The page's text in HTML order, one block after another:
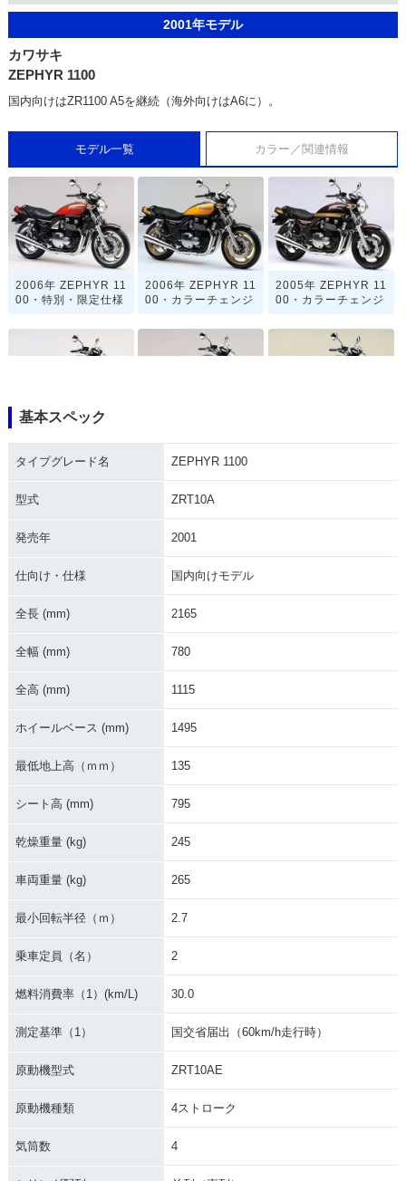
2001年モデル
カワサキ
ZEPHYR 1100
国内向けはZR1100 A5を継続（海外向けはA6に）。
モデル一覧 カラー／関連情報
2006年 ZEPHYR 11
00・特別・限定仕様
2006年 ZEPHYR 11
00・カラーチェンジ
2005年 ZEPHYR 11
00・カラーチェンジ
00・カラーチェンジ
1999年 ZEPHYR 11
00・マイナーチェン
1996年 ZEPHYR 11
1995年 ZEPHYR 11
00・カラーチェンジ
00・新登場
基本スペック
タイプグレード名 ZEPHYR 1100
型式 ZRT10A
発売年 2001
仕向け・仕様 国内向けモデル
全長 (mm) 2165
全幅 (mm) 780
全高 (mm) 1115
ホイールベース (mm) 1495
最低地上高（ｍｍ） 135
シート高 (mm) 795
乾燥重量 (kg) 245
車両重量 (kg) 265
最小回転半径（ｍ） 2.7
乗車定員（名） 2
燃料消費率（1）(km/L) 30.0
測定基準（1） 国交省届出（60km/h走行時）
原動機型式 ZRT10AE
原動機種類 4ストローク
気筒数 4